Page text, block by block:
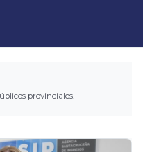
provinciales.